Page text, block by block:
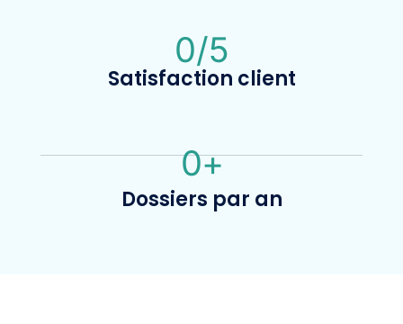
Satisfaction client
0/5
Dossiers par an
0+